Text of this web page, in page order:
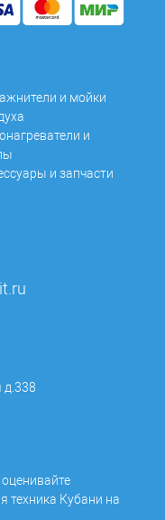
и мойки
и
и запчасти
д.338